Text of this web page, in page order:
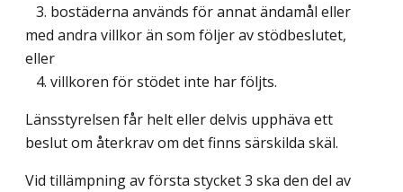
3. bostäderna används för annat ändamål eller
med andra villkor än som följer av stödbeslutet,
eller
4. villkoren för stödet inte har följts.
Länsstyrelsen får helt eller delvis upphäva ett
beslut om återkrav om det finns särskilda skäl.
Vid tillämpning av första stycket 3 ska den del av